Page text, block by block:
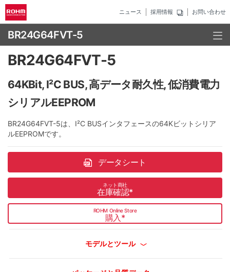
ニュース 採用情報 お問い合わせ
BR24G64FVT-5
BR24G64FVT-5
64KBit, I²C BUS, 高データ耐久性, 低消費電力
シリアルEEPROM
BR24G64FVT-5は、I²C BUSインタフェースの64Kビットシリア
ルEEPROMです。
データシート
ネット商社
在庫確認*
ROHM Online Store
購入*
モデルとツール